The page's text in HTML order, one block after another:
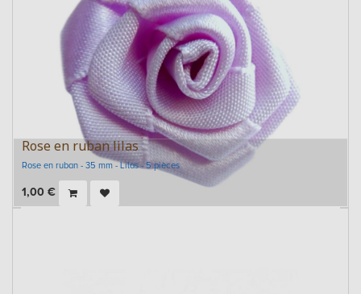
Rose en ruban lilas
Rose en ruban - 35 mm - Lilas - 5 pièces
1,00 €